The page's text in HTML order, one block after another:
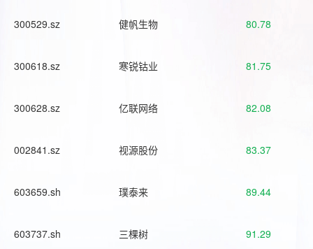
300529.sz 健帆生物 80.78
300618.sz 寒锐钴业 81.75
300628.sz 亿联网络 82.08
002841.sz 视源股份 83.37
603659.sh 璞泰来 89.44
603737.sh 三棵树 91.29